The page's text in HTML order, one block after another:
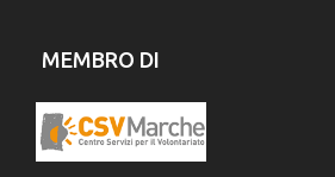
MEMBRO DI